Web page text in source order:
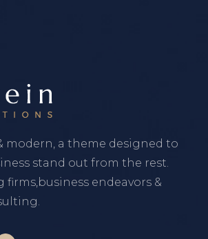
modern, a theme designed to
stand out from the rest.
firms,business endeavors &